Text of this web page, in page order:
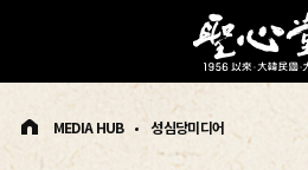
MEDIA HUB 성심당미디어